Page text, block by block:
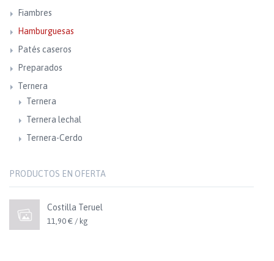
Fiambres
Hamburguesas
Patés caseros
Preparados
Ternera
Ternera
Ternera lechal
Ternera-Cerdo
PRODUCTOS EN OFERTA
Costilla Teruel
11,90 € / kg